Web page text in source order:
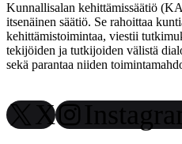
Kunnallisalan kehittämissäätiö
itsenäinen säätiö. Se rahoittaa
kehittämistoimintaa, viestii
tekijöiden ja tutkijoiden välistä
sekä parantaa niiden
X